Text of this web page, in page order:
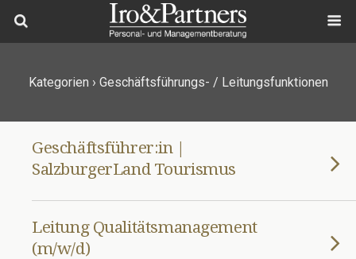
Kategorien › Geschäftsführungs- / Leitungsfunktionen
Geschäftsführer:in |
SalzburgerLand Tourismus
Leitung Qualitätsmanagement
(m/w/d)